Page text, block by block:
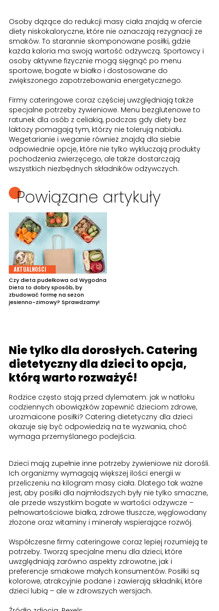
Osoby dążące do redukcji masy ciała znajdą w ofercie
diety niskokaloryczne, które nie oznaczają rezygnacji ze
smaków. To starannie skomponowane posiłki, gdzie
każda kaloria ma swoją wartość odżywczą. Sportowcy i
osoby aktywne fizycznie mogą sięgnąć po menu
sportowe, bogate w białko i dostosowane do
zwiększonego zapotrzebowania energetycznego.
Firmy cateringowe coraz częściej uwzględniają także
specjalne potrzeby żywieniowe. Menu bezglutenowe to
ratunek dla osób z celiakią, podczas gdy diety bez
laktozy pomagają tym, którzy nie tolerują nabiału.
Wegetarianie i weganie również znajdą dla siebie
odpowiednie opcje, które nie tylko wykluczają produkty
pochodzenia zwierzęcego, ale także dostarczają
wszystkich niezbędnych składników odżywczych.
Powiązane artykuły
AKTUALNOŚCI
Czy dieta pudełkowa od Wygodna
Dieta to dobry sposób, by
zbudować formę na sezon
jesienno-zimowy? Sprawdzamy!
Nie tylko dla dorosłych. Catering
dietetyczny dla dzieci to opcja,
którą warto rozważyć!
Rodzice często stają przed dylematem: jak w natłoku
codziennych obowiązków zapewnić dzieciom zdrowe,
urozmaicone posiłki? Catering dietetyczny dla dzieci
okazuje się być odpowiedzią na te wyzwania, choć
wymaga przemyślanego podejścia.
Dzieci mają zupełnie inne potrzeby żywieniowe niż dorośli.
Ich organizmy wymagają większej ilości energii w
przeliczeniu na kilogram masy ciała. Dlatego tak ważne
jest, aby posiłki dla najmłodszych były nie tylko smaczne,
ale przede wszystkim bogate w wartości odżywcze –
pełnowartościowe białka, zdrowe tłuszcze, węglowodany
złożone oraz witaminy i minerały wspierające rozwój.
Współczesne firmy cateringowe coraz lepiej rozumieją te
potrzeby. Tworzą specjalne menu dla dzieci, które
uwzględniają zarówno aspekty zdrowotne, jak i
preferencje smakowe małych konsumentów. Posiłki są
kolorowe, atrakcyjnie podane i zawierają składniki, które
dzieci lubią – ale w zdrowszych wersjach.